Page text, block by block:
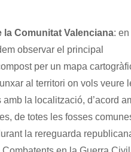
la Comunitat Valenciana: en
observar el principal
per un mapa
al territori on vols veure
la localització, d’acord
de totes les fosses
la rereguarda